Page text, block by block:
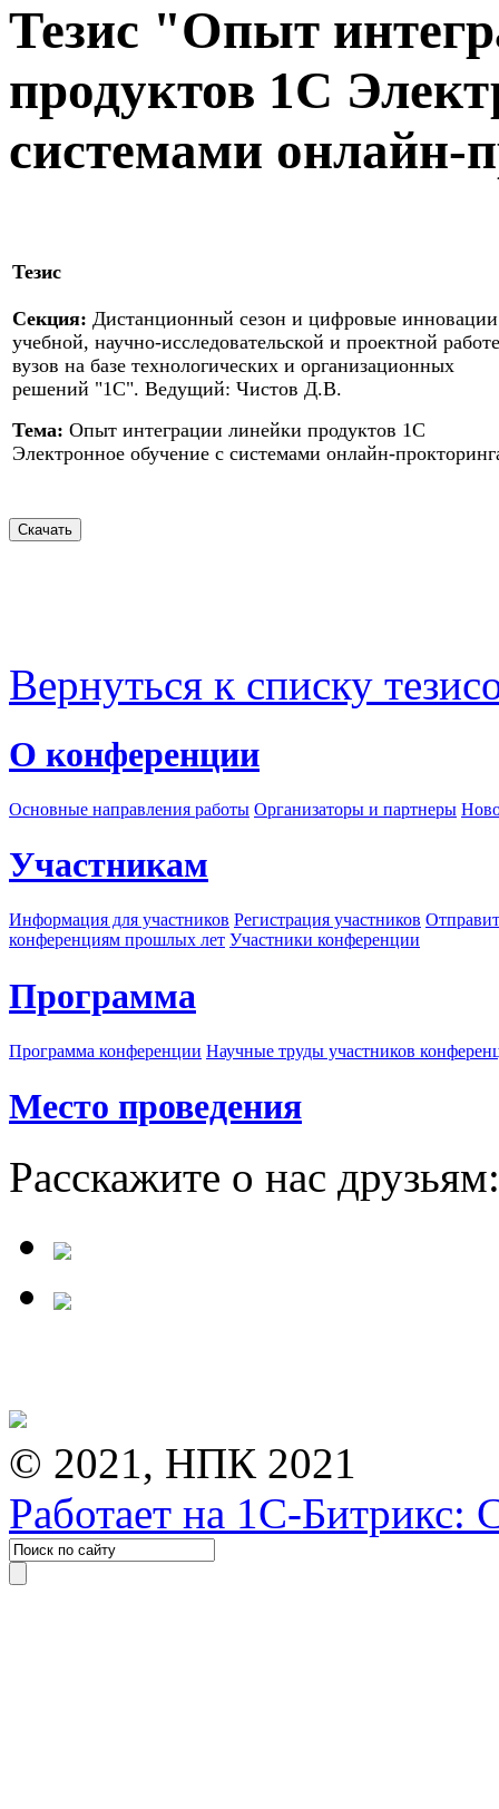
Тезис "Опыт
продуктов 1С
системами онлайн-
Тезис
Секция: Дистанционный сезон и цифровые
учебной, научно-исследовательской и проектной работе
вузов на базе технологических и организационных
решений "1С". Ведущий: Чистов Д.В.
Тема: Опыт интеграции линейки продуктов 1С
Электронное обучение с системами онлайн-
Вернуться к списку
О конференции
Основные направления работы Организаторы и партнеры
Участникам
Информация для участников Регистрация участников
конференциям прошлых лет Участники конференции
Программа
Программа конференции Научные труды участников
Место проведения
Расскажите о нас друзьям:
© 2021, НПК 2021
Работает на 1С-Битрикс: